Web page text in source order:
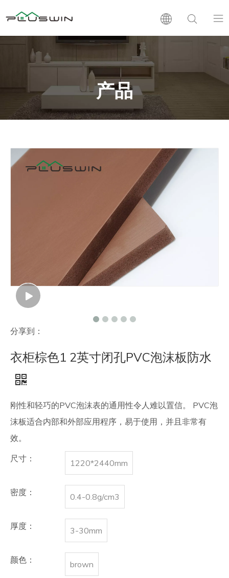
新闻
联系我们
产品
分享到：
衣柜棕色1 2英寸闭孔PVC泡沫板防水
刚性和轻巧的PVC泡沫表的通用性令人难以置信。 PVC泡
沫板适合内部和外部应用程序，易于使用，并且非常有
效。
尺寸：
1220*2440mm
密度： 0.4-0.8g/cm3
厚度： 3-30mm
颜色： brown